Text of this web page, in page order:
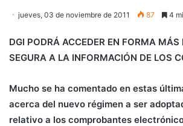
jueves, 03 de noviembre de 2011 87 4
DGI PODRÁ ACCEDER EN FORMA MÁS
SEGURA A LA INFORMACIÓN DE LOS
Mucho se ha comentado en estas
acerca del nuevo régimen a ser
relativo a los comprobantes